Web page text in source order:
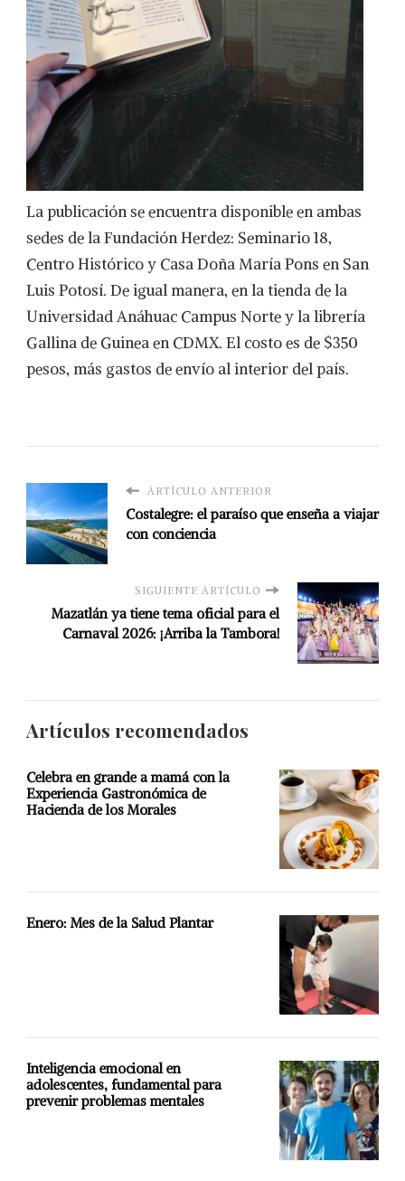
La publicación se encuentra disponible en ambas
sedes de la Fundación Herdez: Seminario 18,
Centro Histórico y Casa Doña María Pons en San
Luis Potosí. De igual manera, en la tienda de la
Universidad Anáhuac Campus Norte y la librería
Gallina de Guinea en CDMX. El costo es de $350
pesos, más gastos de envío al interior del país.
ARTÍCULO ANTERIOR
Costalegre: el paraíso que enseña a viajar
con conciencia
SIGUIENTE ARTÍCULO
Mazatlán ya tiene tema oficial para el
Carnaval 2026: ¡Arriba la Tambora!
Artículos recomendados
Celebra en grande a mamá con la
Experiencia Gastronómica de
Hacienda de los Morales
Enero: Mes de la Salud Plantar
Inteligencia emocional en
adolescentes, fundamental para
prevenir problemas mentales